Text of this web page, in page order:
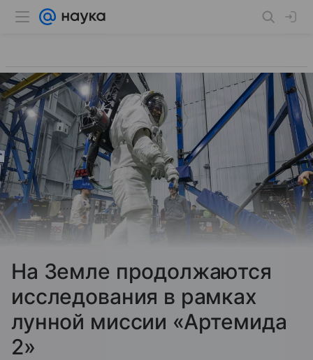
На Земле продолжаются
исследования в рамках
лунной миссии «Артемида
2»